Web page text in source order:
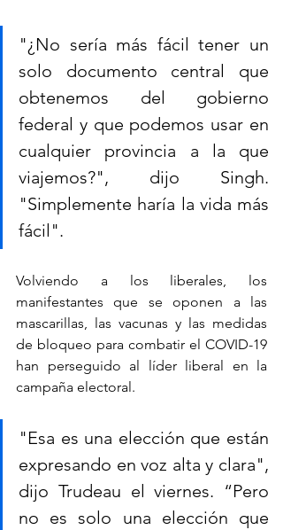
"¿No sería más fácil tener un
solo documento central que
obtenemos del gobierno
federal y que podemos usar en
cualquier provincia a la que
viajemos?", dijo Singh.
"Simplemente haría la vida más
fácil".
Volviendo a los liberales, los
manifestantes que se oponen a las
mascarillas, las vacunas y las medidas
de bloqueo para combatir el COVID-19
han perseguido al líder liberal en la
campaña electoral.
"Esa es una elección que están
expresando en voz alta y clara",
dijo Trudeau el viernes. “Pero
no es solo una elección que